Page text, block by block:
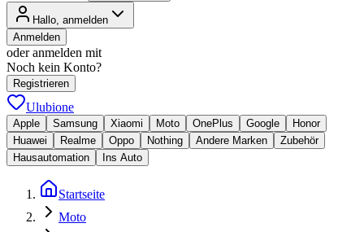
Hallo, anmelden
Anmelden
oder anmelden mit
Noch kein Konto?
Registrieren
Ulubione
Apple Samsung Xiaomi Moto OnePlus Google
Honor
Huawei
Realme Oppo Nothing Andere Marken
Zubehör
Hausautomation
Ins Auto
Startseite
Moto